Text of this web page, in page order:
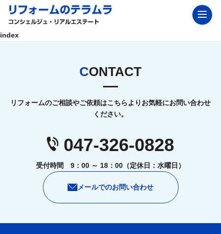
index
CONTACT
リフォームのご相談やご依頼はこちらよりお気軽にお問い合わせ
ください。
047-326-0828
受付時間 9：00 ～ 18：00（定休日：水曜日）
メールでのお問い合わせ